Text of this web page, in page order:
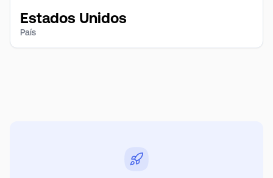
Estados Unidos
País